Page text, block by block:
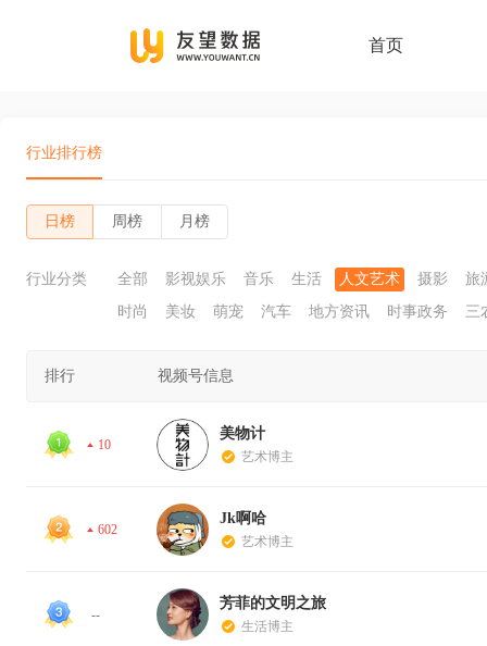
首页
行业排行榜
日榜 周榜 月榜
行业分类 全部 影视娱乐 音乐 生活 人文艺术 摄影
旅
时尚
美妆 萌宠 汽车 地方资讯 时事政务 三
排行 视频号信息
10
美物计
艺术博主
602
Jk啊哈
艺术博主
--
芳菲的文明之旅
生活博主